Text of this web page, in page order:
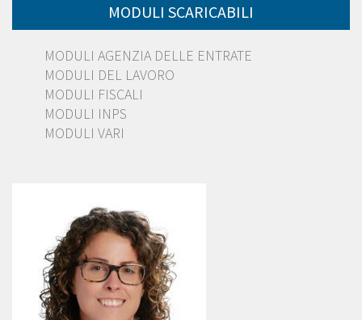
MODULI SCARICABILI
MODULI AGENZIA DELLE ENTRATE
MODULI DEL LAVORO
MODULI FISCALI
MODULI INPS
MODULI VARI